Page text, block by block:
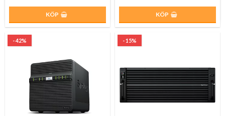
KÖP KÖP
- 42% - 15%